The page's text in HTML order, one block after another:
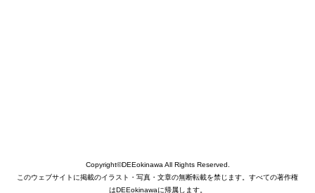
Copyright©DEEokinawa All Rights Reserved.
このウェブサイトに掲載のイラスト・写真・文章の無断転載を禁じます。すべての著作権
はDEEokinawaに帰属します。